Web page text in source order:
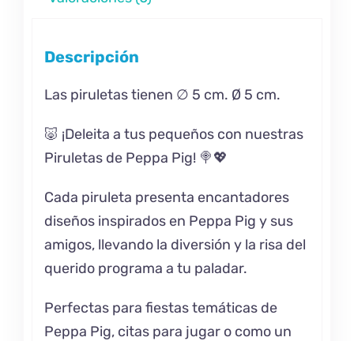
Descripción
Las piruletas tienen ∅ 5 cm. Ø 5 cm.
🐷 ¡Deleita a tus pequeños con nuestras
Piruletas de Peppa Pig! 🍭💖
Cada piruleta presenta encantadores
diseños inspirados en Peppa Pig y sus
amigos, llevando la diversión y la risa del
querido programa a tu paladar.
Perfectas para fiestas temáticas de
Peppa Pig, citas para jugar o como un